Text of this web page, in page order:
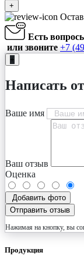
+
Есть
или звоните +7
+
Написать
Ваше имя
Ваш отзыв
Оценка
Добавить фото
Отправить отзыв
Нажимая на кнопку, вы
Продукция